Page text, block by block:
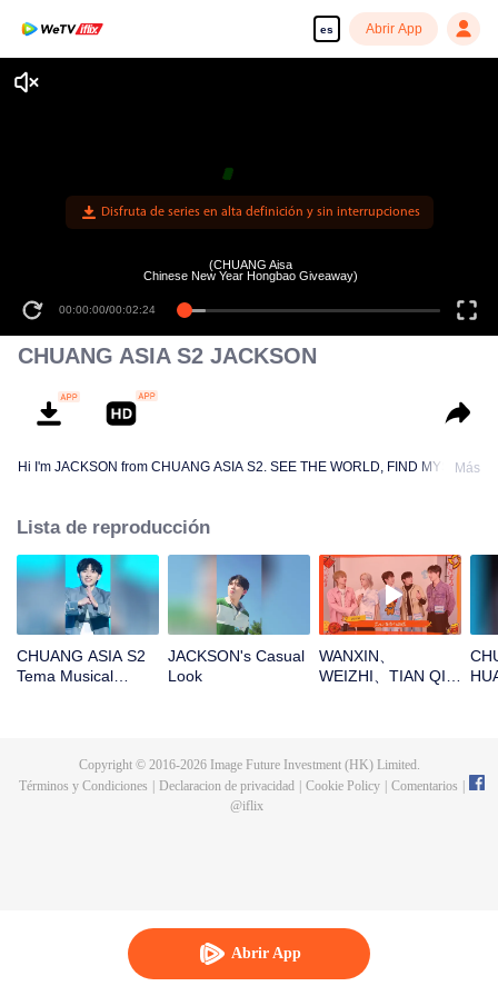
es Abrir App
Abrir App
Disfruta de series en alta definición y sin interrupciones
00:00:00/00:02:24
(CHUANG Aisa
Chinese New Year Hongbao Giveaway)
CHUANG ASIA S2 JACKSON
Hi I'm JACKSON from CHUANG ASIA S2. SEE THE WORLD, FIND MYSELF!
Más
Lista de reproducción
CHUANG ASIA S2
Tema Musical
JACKSON's Casual
Look
WANXIN、
WEIZHI、TIAN QI、
Año Nuevo chino!
¡Seamos juntos
testigos de la
Copyright © 2016-2026Image Future Investment (HK) Limited.
Términos y Condiciones
Declaracion de privacidad Cookie Policy Comentarios
@iflix